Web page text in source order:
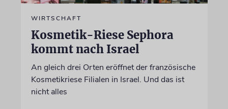
WIRTSCHAFT
Kosmetik-Riese Sephora
kommt nach Israel
An gleich drei Orten eröffnet der französische
Kosmetikriese Filialen in Israel. Und das ist
nicht alles